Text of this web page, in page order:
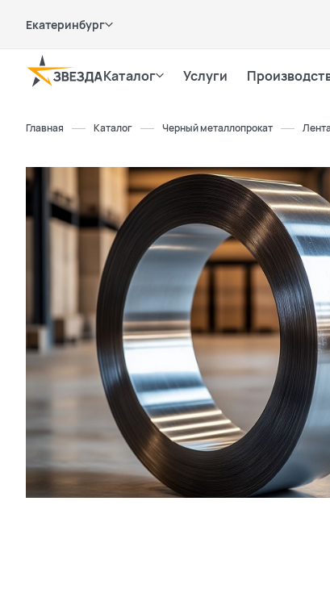
Екатеринбург
Каталог Услуги
Главная Каталог Черный металлопрокат